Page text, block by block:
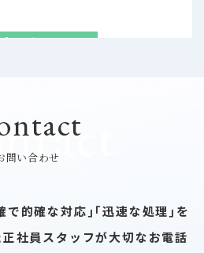
タッフBLOG
タッフBLOG
問い合わせ
で的確な対応｣｢迅速な処理｣を
社員スタッフが大切なお電話